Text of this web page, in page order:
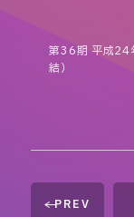
第36期 平成24
結）
PREV